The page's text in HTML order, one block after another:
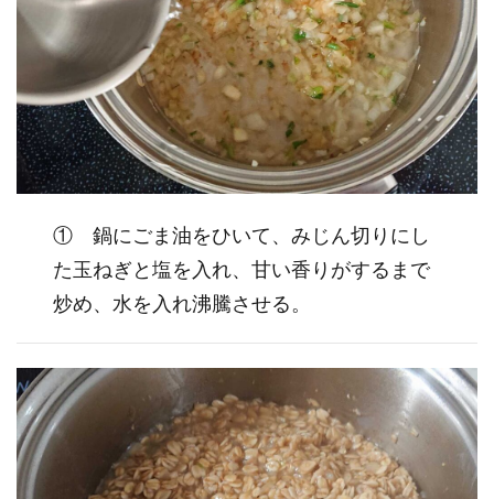
① 鍋にごま油をひいて、みじん切りにし
た玉ねぎと塩を入れ、甘い香りがするまで
炒め、水を入れ沸騰させる。